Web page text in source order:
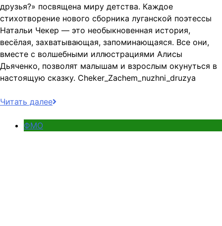
друзья?» посвящена миру детства. Каждое
стихотворение нового сборника луганской поэтессы
Натальи Чекер — это необыкновенная история,
весёлая, захватывающая, запоминающаяся. Все они,
вместе с волшебными иллюстрациями Алисы
Дьяченко, позволят малышам и взрослым окунуться в
настоящую сказку. Cheker_Zachem_nuzhni_druzya
Читать далее
ФМО